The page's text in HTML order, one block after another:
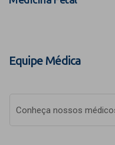
Equipe Médica
Conheça nossos